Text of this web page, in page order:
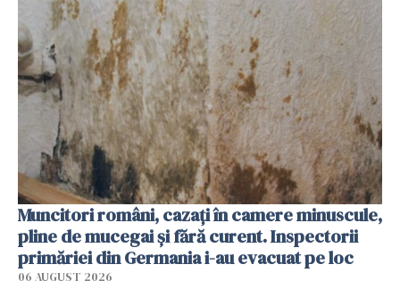
Muncitori români, cazați în camere minuscule,
pline de mucegai și fără curent. Inspectorii
primăriei din Germania i-au evacuat pe loc
06 AUGUST 2026